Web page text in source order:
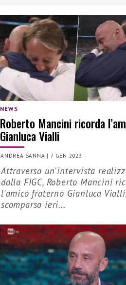
NEWS
Roberto Mancini ricorda
Gianluca Vialli
ANDREA SANNA |7 GEN 2023
Attraverso un'intervista
dalla FIGC, Roberto Mancini
l'amico fraterno Gianluca
scomparso ieri...